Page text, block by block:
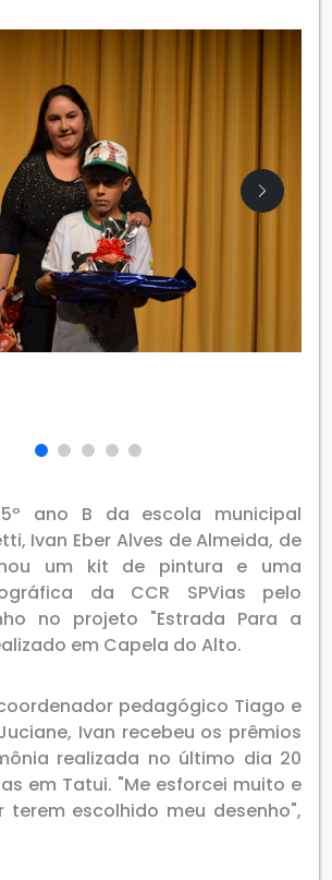
ano B da escola municipal
Ivan Eber Alves de Almeida, de
um kit de pintura e uma
da CCR SPVias pelo
no projeto "Estrada Para a
em Capela do Alto.
pedagógico Tiago e
Ivan recebeu os prêmios
realizada no último dia 20
em Tatui. "Me esforcei muito e
terem escolhido meu desenho",